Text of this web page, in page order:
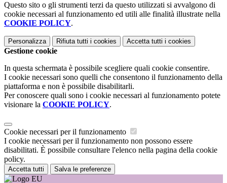
Questo sito o gli strumenti terzi da questo utilizzati si avvalgono di
cookie necessari al funzionamento ed utili alle finalità illustrate nella
COOKIE POLICY.
Personalizza Rifiuta tutti i cookies Accetta tutti i cookies
Gestione cookie
In questa schermata è possibile scegliere quali cookie consentire.
I cookie necessari sono quelli che consentono il funzionamento della
piattaforma e non è possibile disabilitarli.
Per conoscere quali sono i cookie necessari al funzionamento potete
visionare la COOKIE POLICY.
Cookie necessari per il funzionamento
I cookie necessari per il funzionamento non possono essere
disabilitati. È possibile consultare l'elenco nella pagina della cookie
policy.
Accetta tutti Salva le preferenze